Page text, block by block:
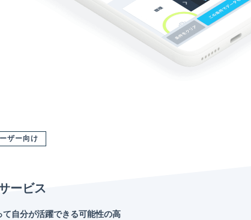
ザー向け
ービス
て自分が活躍できる可能性の高